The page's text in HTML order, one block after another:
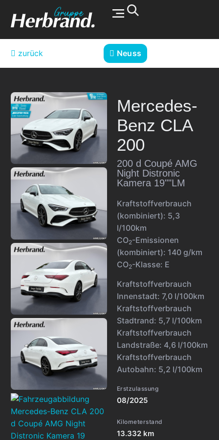
zurück Neuss
Mercedes-
Benz CLA
200
200 d Coupé AMG
Night Distronic
Kamera 19""LM
Kraftstoffverbrauch
(kombiniert): 5,3
l/100km
CO2-Emissionen
(kombiniert): 140 g/km
CO2-Klasse: E
Kraftstoffverbrauch
Innenstadt: 7,0 l/100km
Kraftstoffverbrauch
Stadtrand: 5,7 l/100km
Kraftstoffverbrauch
Landstraße: 4,6 l/100km
Kraftstoffverbrauch
Autobahn: 5,2 l/100km
Erstzulassung
08/2025
Kilometerstand
13.332 km